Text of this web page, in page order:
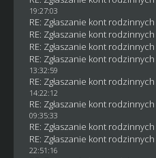
19:27:03
RE: Zgłaszanie kont rodzinnych
RE: Zgłaszanie kont rodzinnych
RE: Zgłaszanie kont rodzinnych
RE: Zgłaszanie kont rodzinnych
13:32:59
RE: Zgłaszanie kont rodzinnych
14:22:12
RE: Zgłaszanie kont rodzinnych
09:35:33
RE: Zgłaszanie kont rodzinnych
RE: Zgłaszanie kont rodzinnych
22:51:16